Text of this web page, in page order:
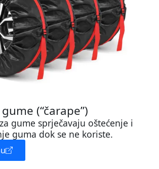
(“čarape”)
gume sprječavaju oštećenje i
guma dok se ne koriste.